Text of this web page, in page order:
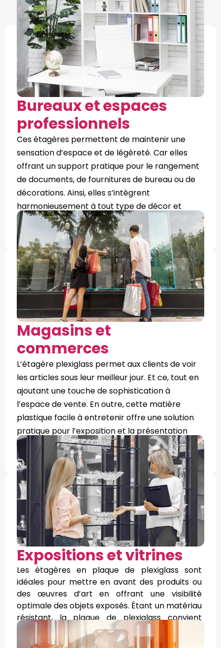
Bureaux et espaces
professionnels
Ces étagères permettent de maintenir une
sensation d’espace et de légèreté. Car elles
offrant un support pratique pour le rangement
de documents, de fournitures de bureau ou de
décorations. Ainsi, elles s’intègrent
harmonieusement à tout type de décor et
environnement professionnel.
Magasins et
commerces
L’étagère plexiglass permet aux clients de voir
les articles sous leur meilleur jour. Et ce, tout en
ajoutant une touche de sophistication à
l’espace de vente. En outre, cette matière
plastique facile à entretenir offre une solution
pratique pour l’exposition et la présentation
des produits.
Expositions et vitrines
Les étagères en plaque de plexiglass sont
idéales pour mettre en avant des produits ou
des œuvres d’art en offrant une visibilité
optimale des objets exposés. Étant un matériau
résistant, la plaque de plexiglass convient
parfaitement à la mise en valeur des pièces
fragiles sans compromettre leur sécurité.